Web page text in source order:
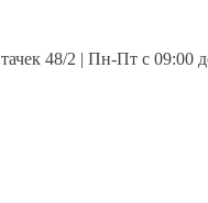
48/2 | Пн-Пт с 09:00